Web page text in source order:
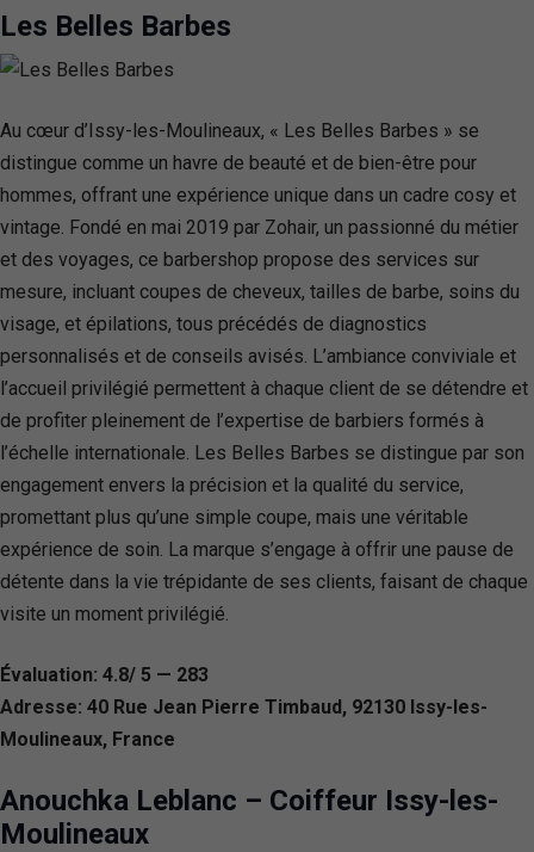
Les Belles Barbes
Au cœur d’Issy-les-Moulineaux, « Les Belles Barbes » se
distingue comme un havre de beauté et de bien-être pour
hommes, offrant une expérience unique dans un cadre cosy et
vintage. Fondé en mai 2019 par Zohair, un passionné du métier
et des voyages, ce barbershop propose des services sur
mesure, incluant coupes de cheveux, tailles de barbe, soins du
visage, et épilations, tous précédés de diagnostics
personnalisés et de conseils avisés. L’ambiance conviviale et
l’accueil privilégié permettent à chaque client de se détendre et
de profiter pleinement de l’expertise de barbiers formés à
l’échelle internationale. Les Belles Barbes se distingue par son
engagement envers la précision et la qualité du service,
promettant plus qu’une simple coupe, mais une véritable
expérience de soin. La marque s’engage à offrir une pause de
détente dans la vie trépidante de ses clients, faisant de chaque
visite un moment privilégié.
Évaluation: 4.8/ 5 — 283
Adresse: 40 Rue Jean Pierre Timbaud, 92130 Issy-les-
Moulineaux, France
Anouchka Leblanc – Coiffeur Issy-les-
Moulineaux